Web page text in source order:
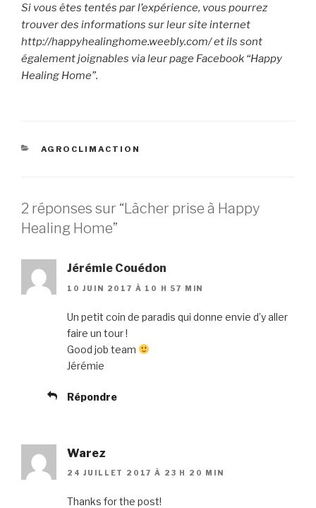
Si vous êtes tentés par l’expérience, vous pourrez
trouver des informations sur leur site internet
http://happyhealinghome.weebly.com/ et ils sont
également joignables via leur page Facebook “Happy
Healing Home”.
AGROCLIMACTION
2 réponses sur “Lâcher prise à Happy
Healing Home”
Jérémie Couédon
10 JUIN 2017 À 10 H 57 MIN
Un petit coin de paradis qui donne envie d’y aller
faire un tour !
Good job team
Jérémie
Répondre
Warez
24 JUILLET 2017 À 23 H 20 MIN
Thanks for the post!